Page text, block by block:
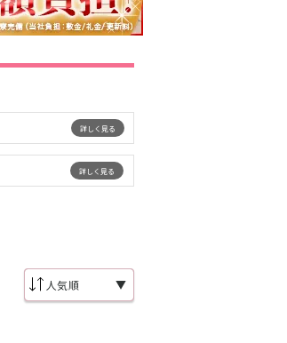
詳しく見る
詳しく見る
▼